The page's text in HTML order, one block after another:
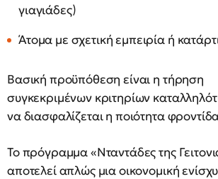
γιαγιάδες)
Άτομα με σχετική εμπειρία ή
Βασική προϋπόθεση είναι η τήρηση
συγκεκριμένων κριτηρίων
να διασφαλίζεται η ποιότητα
Το πρόγραμμα «Νταντάδες της
αποτελεί απλώς μια οικονομική